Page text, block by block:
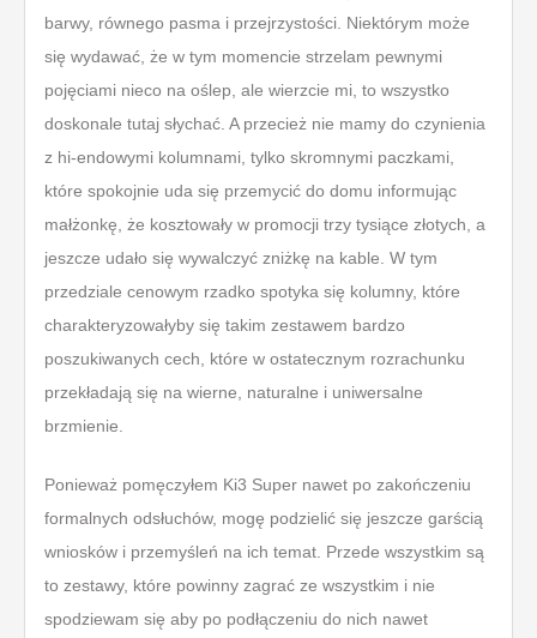
barwy, równego pasma i przejrzystości. Niektórym może
się wydawać, że w tym momencie strzelam pewnymi
pojęciami nieco na oślep, ale wierzcie mi, to wszystko
doskonale tutaj słychać. A przecież nie mamy do czynienia
z hi-endowymi kolumnami, tylko skromnymi paczkami,
które spokojnie uda się przemycić do domu informując
małżonkę, że kosztowały w promocji trzy tysiące złotych, a
jeszcze udało się wywalczyć zniżkę na kable. W tym
przedziale cenowym rzadko spotyka się kolumny, które
charakteryzowałyby się takim zestawem bardzo
poszukiwanych cech, które w ostatecznym rozrachunku
przekładają się na wierne, naturalne i uniwersalne
brzmienie.
Ponieważ pomęczyłem Ki3 Super nawet po zakończeniu
formalnych odsłuchów, mogę podzielić się jeszcze garścią
wniosków i przemyśleń na ich temat. Przede wszystkim są
to zestawy, które powinny zagrać ze wszystkim i nie
spodziewam się aby po podłączeniu do nich nawet